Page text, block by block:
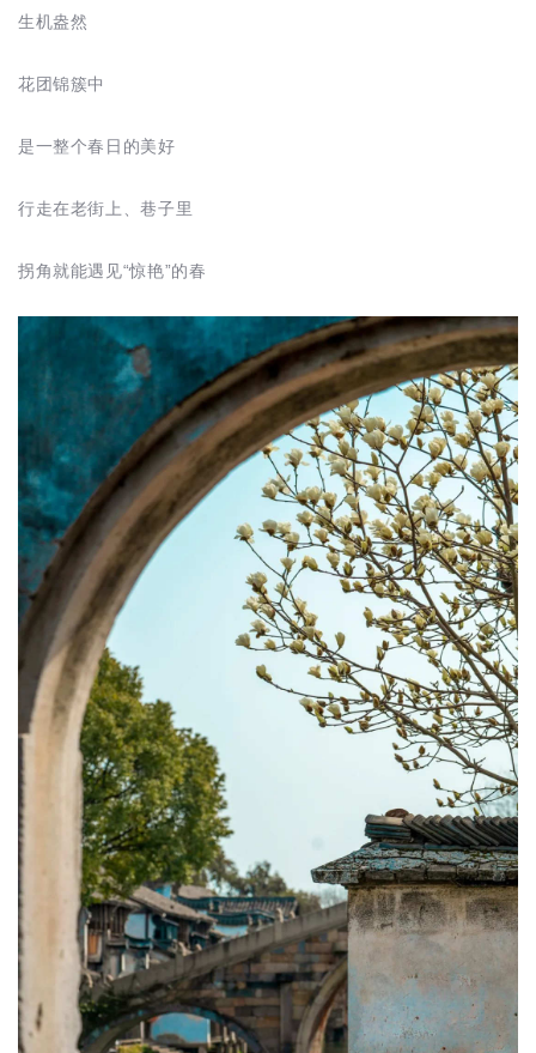
生机盎然
花团锦簇中
是一整个春日的美好
行走在老街上、巷子里
拐角就能遇见“惊艳”的春